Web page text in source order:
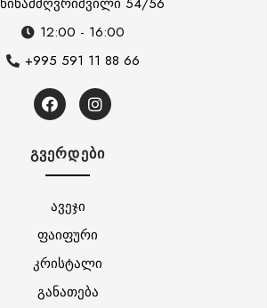
12:00 - 16:00
+995 591 11 88 66
ᲒᲕᲔᲠᲓᲔᲑᲘ
ავეჯი
ფაიფური
კრისტალი
განათება